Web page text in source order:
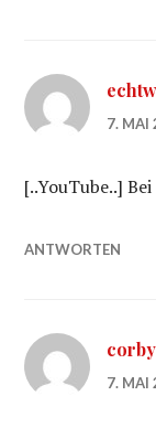
7. MAI
[..YouTube..]
ANTWORTEN
7. MAI